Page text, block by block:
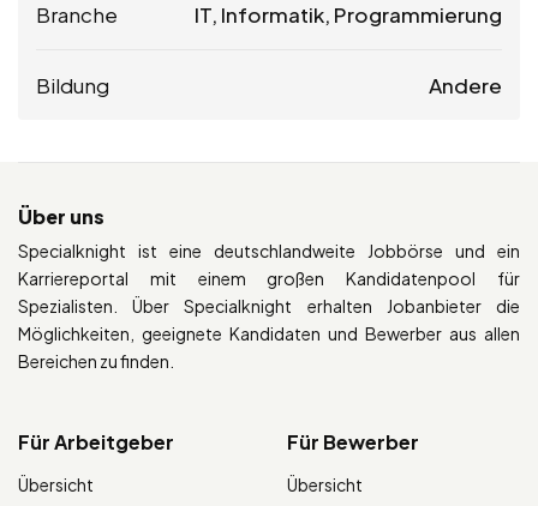
Branche IT, Informatik, Programmierung
Bildung Andere
Über uns
Specialknight ist eine deutschlandweite Jobbörse und ein
Karriereportal mit einem großen Kandidatenpool für
Spezialisten. Über Specialknight erhalten Jobanbieter die
Möglichkeiten, geeignete Kandidaten und Bewerber aus allen
Bereichen zu finden.
Für Arbeitgeber
Übersicht
Für Bewerber
Übersicht